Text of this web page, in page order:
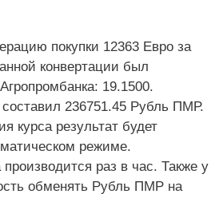
покупки 12363 Евро за
конвертации был
19.1500.
236751.45 Рубль ПМР.
курса результат будет
режиме.
раз в час. Также у
обменять Рубль ПМР на